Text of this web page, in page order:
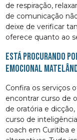
de respiração,
de comunicação
deixe de verificar
oferece quanto ao
Está procurando
emocional
Confira os serviços
encontrar curso de
de oratória e
curso de
coach em Curitiba